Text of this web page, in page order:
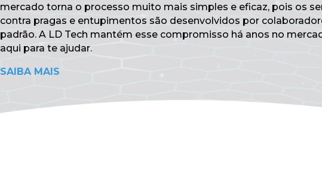
mercado torna o processo muito mais simples e eficaz, pois os
contra pragas e entupimentos são desenvolvidos por
padrão. A LD Tech mantém esse compromisso há anos no
aqui para te ajudar.
SAIBA MAIS